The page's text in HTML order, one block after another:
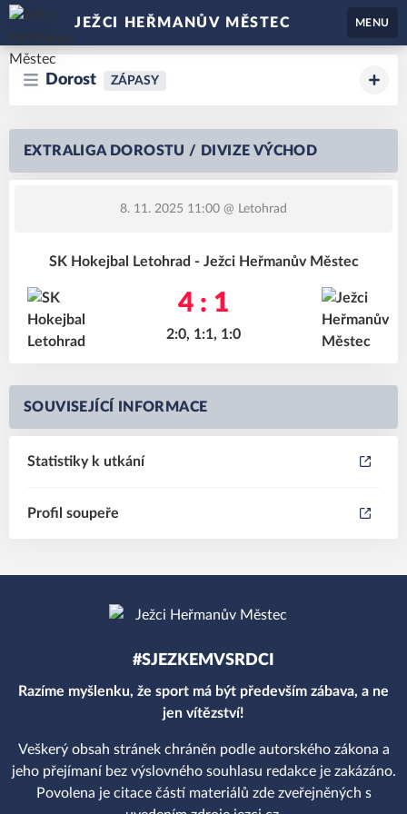
JEŽCI HEŘMANŮV MĚSTEC MENU
Dorost ZÁPASY
EXTRALIGA DOROSTU / DIVIZE VÝCHOD
8. 11. 2025 11:00 @ Letohrad
SK Hokejbal Letohrad - Ježci Heřmanův Městec
4 : 1
2:0, 1:1, 1:0
SOUVISEJÍCÍ INFORMACE
Statistiky k utkání
Profil soupeře
#SJEZKEMVSRDCI
Razíme myšlenku, že sport má být především zábava, a ne
jen vítězství!
Veškerý obsah stránek chráněn podle autorského zákona a
jeho přejímaní bez výslovného souhlasu redakce je zakázáno.
Povolena je citace částí materiálů zde zveřejněných s